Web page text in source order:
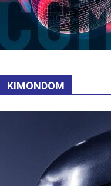
KIMONDOM